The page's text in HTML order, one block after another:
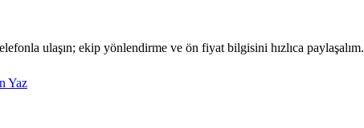
ulaşın; ekip yönlendirme ve ön fiyat bilgisini hızlıca paylaşalım.
Yaz